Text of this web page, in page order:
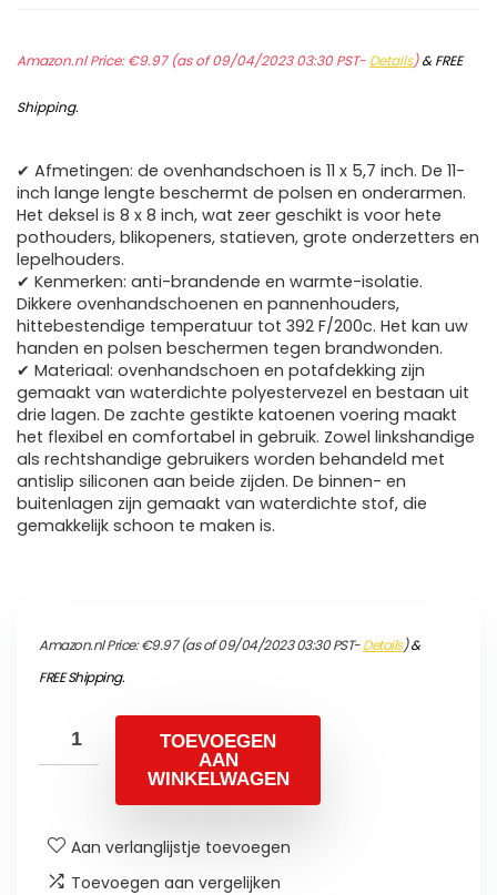
Amazon.nl Price:€9.97(as of 09/04/2023 03:30 PST- Details)&FREE
Shipping.
✔ Afmetingen: de ovenhandschoen is 11 x 5,7 inch. De 11-
inch lange lengte beschermt de polsen en onderarmen.
Het deksel is 8 x 8 inch, wat zeer geschikt is voor hete
pothouders, blikopeners, statieven, grote onderzetters en
lepelhouders.
✔ Kenmerken: anti-brandende en warmte-isolatie.
Dikkere ovenhandschoenen en pannenhouders,
hittebestendige temperatuur tot 392 F/200c. Het kan uw
handen en polsen beschermen tegen brandwonden.
✔ Materiaal: ovenhandschoen en potafdekking zijn
gemaakt van waterdichte polyestervezel en bestaan uit
drie lagen. De zachte gestikte katoenen voering maakt
het flexibel en comfortabel in gebruik. Zowel linkshandige
als rechtshandige gebruikers worden behandeld met
antislip siliconen aan beide zijden. De binnen- en
buitenlagen zijn gemaakt van waterdichte stof, die
gemakkelijk schoon te maken is.
Amazon.nl Price:€9.97(as of 09/04/2023 03:30 PST-Details)&
FREE Shipping.
TOEVOEGEN
AAN
WINKELWAGEN
Aan verlanglijstje toevoegen
Toevoegen aan vergelijken